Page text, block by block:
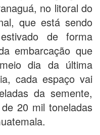
no litoral do
que está sendo
de forma
embarcação que
dia da última
cada espaço vai
da semente,
20 mil toneladas